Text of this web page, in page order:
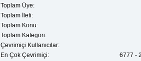
Toplam Üye:
Toplam İleti:
Toplam Konu:
Toplam Kategori:
Çevrimiçi Kullanıcılar:
En Çok Çevrimiçi:
6777 -